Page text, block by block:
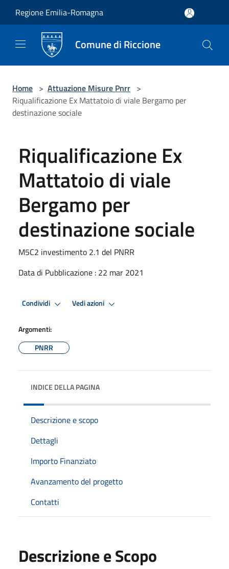
Regione Emilia-Romagna
Comune di Riccione
Home > Attuazione Misure Pnrr >
Riqualificazione Ex Mattatoio di viale Bergamo per
destinazione sociale
Riqualificazione Ex
Mattatoio di viale
Bergamo per
destinazione sociale
M5C2 investimento 2.1 del PNRR
Data di Pubblicazione : 22 mar 2021
Condividi Vedi azioni
Argomenti:
PNRR
INDICE DELLA PAGINA
Descrizione e scopo
Dettagli
Importo Finanziato
Avanzamento del progetto
Contatti
Descrizione e Scopo